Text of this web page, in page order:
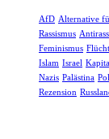
AfD Alternative
Rassismus
Feminismus
Islam Israel
Nazis Palästina
Rezension